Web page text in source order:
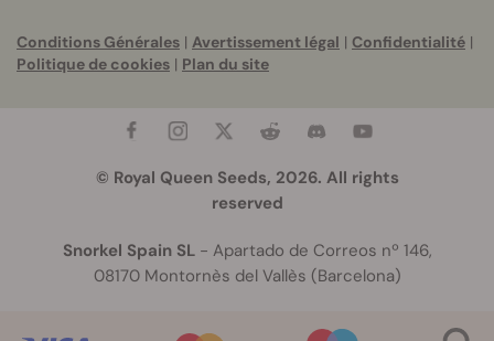
Conditions Générales | Avertissement légal | Confidentialité |
Politique de cookies | Plan du site
© Royal Queen Seeds, 2026. All rights
reserved
Snorkel Spain SL- Apartado de Correos nº 146,
08170 Montornès del Vallès (Barcelona)